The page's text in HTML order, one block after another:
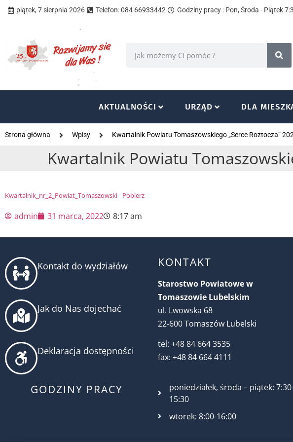
piątek, 7 sierpnia 2026 Telefon: 084 66933442 Godziny pracy : Pon, Środa - Piątek
AKTUALNOŚCI URZĄD DLA
Strona główna Wpisy Kwartalnik Powiatu Tomaszowskiego „Serce Roztocza”
Kwartalnik Powiatu
Kwartalnik_nr_2_Powiat_Tomaszowski Pobierz
admin 31 marca, 2022 8:17 am
Kontakt do wydziałów
Jak do Nas dojechać
Deklaracja dostępności
GODZINY PRACY
KONTAKT
Starostwo Powiatowe w
Tomaszowie Lubelskim
ul. Lwowska 68
22-600 Tomaszów Lubelski
tel: +48 84 664 3535
fax: +48 84 664 4111
poniedziałek, środa – piątek:
15:30
wtorek: 8:00-16:00